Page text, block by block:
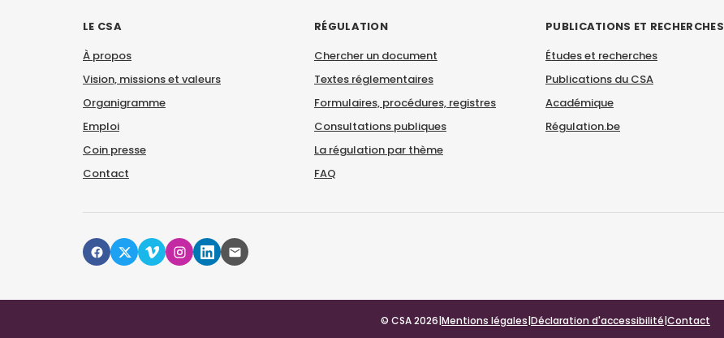
LE CSA
À propos
Vision, missions et valeurs
Organigramme
Emploi
Coin presse
Contact
RÉGULATION
Chercher un document
Textes réglementaires
Formulaires, procédures, registres
Consultations publiques
La régulation par thème
FAQ
PUBLICATIONS ET RECHERCHES
Études et recherches
Publications du CSA
Académique
Régulation.be
© CSA 2026|Mentions légales|Déclaration d'accessibilité|Contact